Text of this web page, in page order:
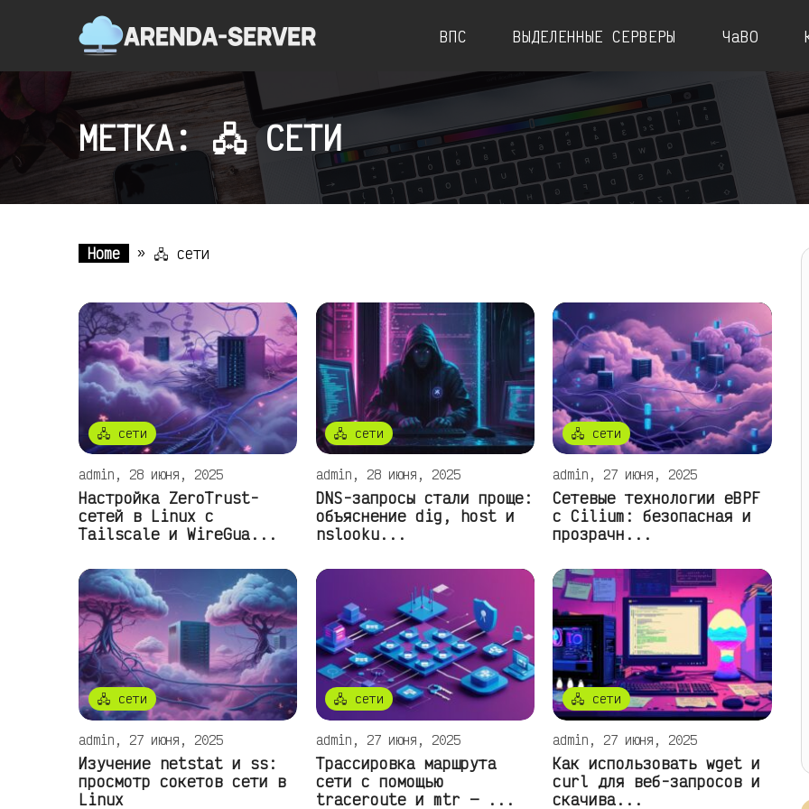
ВПС ВЫДЕЛЕННЫЕ СЕРВЕРЫ ЧаВО
МЕТКА: 🖧 СЕТИ
Home » 🖧 сети
🖧 сети
admin, 28 июня, 2025
Настройка ZeroTrust-
сетей в Linux с
Tailscale и WireGua...
🖧 сети
admin, 28 июня, 2025
DNS-запросы стали проще:
объяснение dig, host и
nslooku...
🖧 сети
admin, 27 июня, 2025
Сетевые технологии eBPF
с Cilium: безопасная и
прозрачн...
🖧 сети
admin, 27 июня, 2025
Изучение netstat и ss:
просмотр сокетов сети в
Linux
🖧 сети
admin, 27 июня, 2025
Трассировка маршрута
сети с помощью
traceroute и mtr — ...
🖧 сети
admin, 27 июня, 2025
Как использовать wget и
curl для веб-запросов и
скачива...